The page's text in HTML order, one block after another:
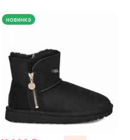
новинка